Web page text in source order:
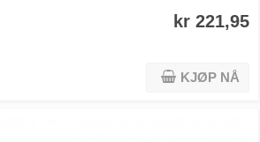
kr 221,95
KJØP NÅ